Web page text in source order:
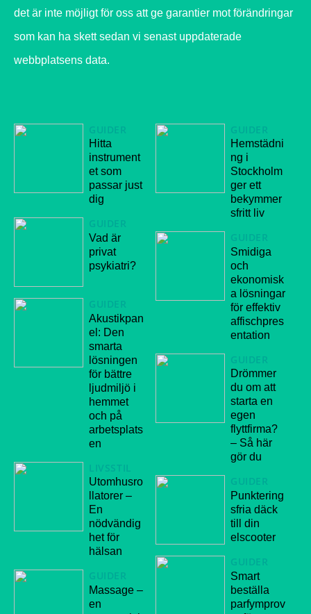
det är inte möjligt för oss att ge garantier mot förändringar
som kan ha skett sedan vi senast uppdaterade
webbplatsens data.
GUIDER
Hitta
instrument
et som
passar just
dig
GUIDER
Vad är
privat
psykiatri?
GUIDER
Akustikpan
el: Den
smarta
lösningen
för bättre
ljudmiljö i
hemmet
och på
arbetsplats
en
LIVSSTIL
Utomhusro
llatorer –
En
nödvändig
het för
hälsan
GUIDER
Massage –
en
GUIDER
Hemstädni
ng i
Stockholm
ger ett
bekymmer
sfritt liv
GUIDER
Smidiga
och
ekonomisk
a lösningar
för effektiv
affischpres
entation
GUIDER
Drömmer
du om att
starta en
egen
flyttfirma?
– Så här
gör du
GUIDER
Punktering
sfria däck
till din
elscooter
GUIDER
Smart
beställa
parfymprov